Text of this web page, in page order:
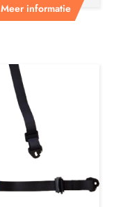
Meer informatie